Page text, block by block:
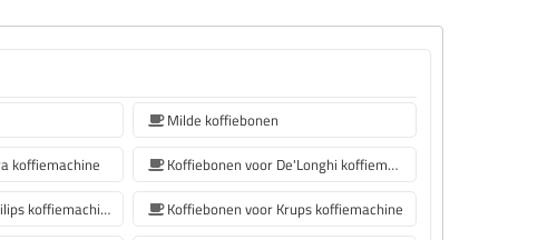
Milde koffiebonen
koffiemachine
Koffiebonen voor De'Longhi koffiemachine
Koffiebonen voor Philips koffiemachine
Koffiebonen voor Krups koffiemachine